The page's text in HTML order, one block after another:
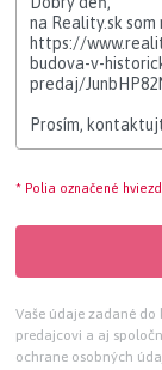
* Polia označené
Vaše údaje zadané
predajcovi a aj
ochrane osobných